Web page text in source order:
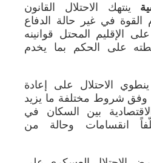
ينتهك الاحتلال القانون
في غير حالة الدفاع
الإقليم المحتل قوانينه
على الحكم بما يخدم
ينطوي الاحتلال على إعادة
وفق شروط مختلفة ما يزيد
بين السكان في
انقسامات وحالة من